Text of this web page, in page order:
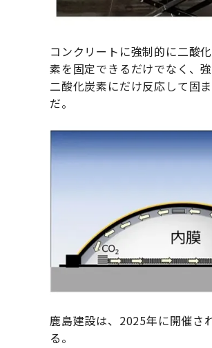
コンクリートに強制的に二酸
素を固定できるだけでなく、
二酸化炭素にだけ反応して固
だ。
鹿島建設は、2025年に開催さ
る。